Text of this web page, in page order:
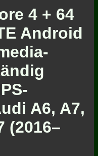
4 + 64
Android
A6, A7,
(2016–